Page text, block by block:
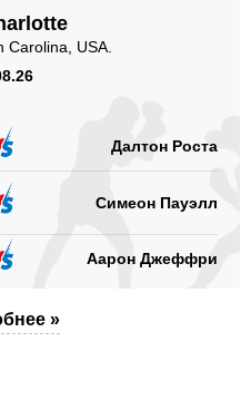
Carolina, USA.
Далтон Роста
Симеон Пауэлл
Аарон Джеффри
»